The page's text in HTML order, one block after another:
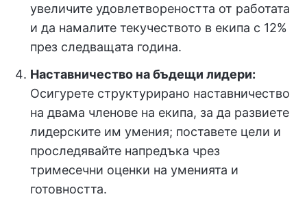
увеличите удовлетвореността от работата
и да намалите текучеството в екипа с 12%
през следващата година.
Наставничество на бъдещи лидери:
Осигурете структурирано наставничество
на двама членове на екипа, за да развиете
лидерските им умения; поставете цели и
проследявайте напредъка чрез
тримесечни оценки на уменията и
готовността.